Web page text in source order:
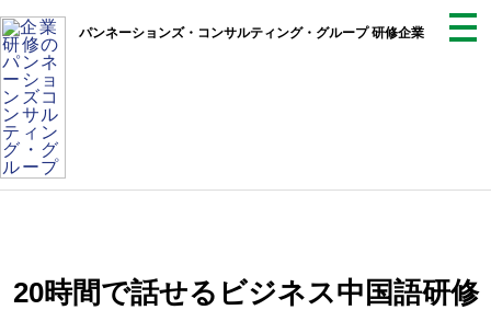
パンネーションズ・コンサルティング・グループ 研修企業
20時間で話せるビジネス中国語研修